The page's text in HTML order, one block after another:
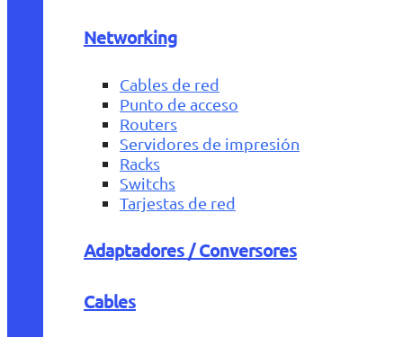
Networking
Cables de red
Punto de acceso
Routers
Servidores de impresión
Racks
Switchs
Tarjestas de red
Adaptadores / Conversores
Cables